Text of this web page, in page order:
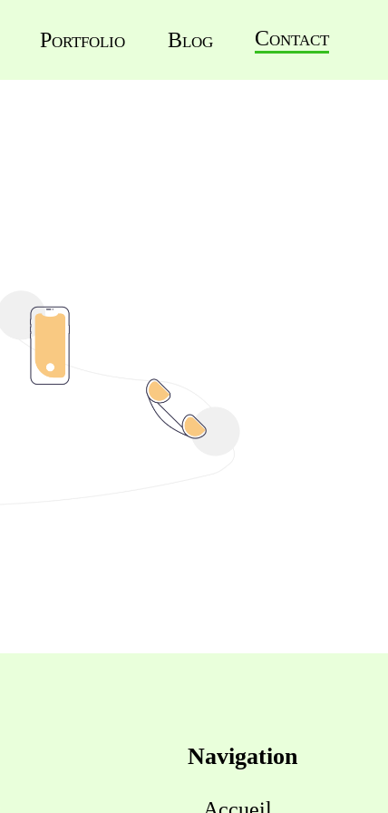
Portfolio Blog Contact
Navigation